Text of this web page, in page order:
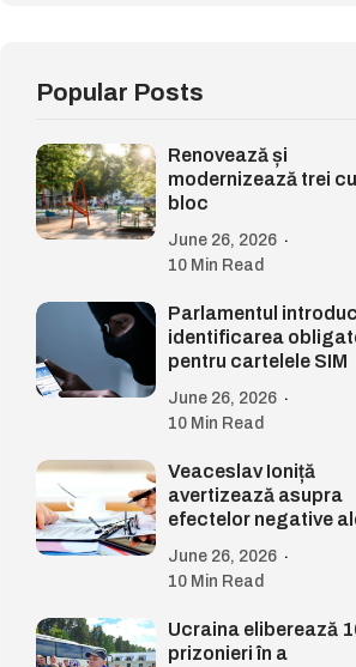
Popular Posts
Renovează și
modernizează trei
bloc
June 26, 2026
10 Min Read
Parlamentul
identificarea
pentru cartelele SIM
June 26, 2026
10 Min Read
Veaceslav Ioniță
avertizează asupra
efectelor negative
June 26, 2026
10 Min Read
Ucraina eliberează
prizonieri în a